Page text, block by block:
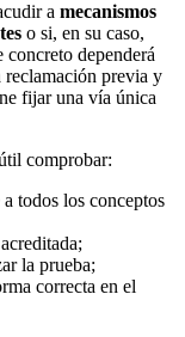
a mecanismos
o si, en su caso,
concreto dependerá
reclamación previa y
fijar una vía única
comprobar:
todos los conceptos
la prueba;
correcta en el